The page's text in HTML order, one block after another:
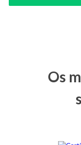
Os